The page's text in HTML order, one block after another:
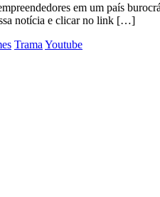
em um país
notícia e clicar no link […]
Trama Youtube